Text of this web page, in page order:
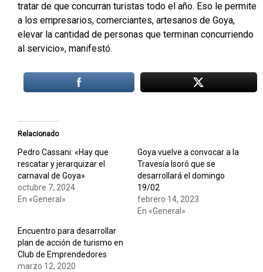
tratar de que concurran turistas todo el año. Eso le permite
a los empresarios, comerciantes, artesanos de Goya,
elevar la cantidad de personas que terminan concurriendo
al servicio», manifestó.
Relacionado
Pedro Cassani: «Hay que
rescatar y jerarquizar el
carnaval de Goya»
octubre 7, 2024
En «General»
Goya vuelve a convocar a la
Travesía Isoró que se
desarrollará el domingo
19/02
febrero 14, 2023
En «General»
Encuentro para desarrollar
plan de acción de turismo en
Club de Emprendedores
marzo 12, 2020